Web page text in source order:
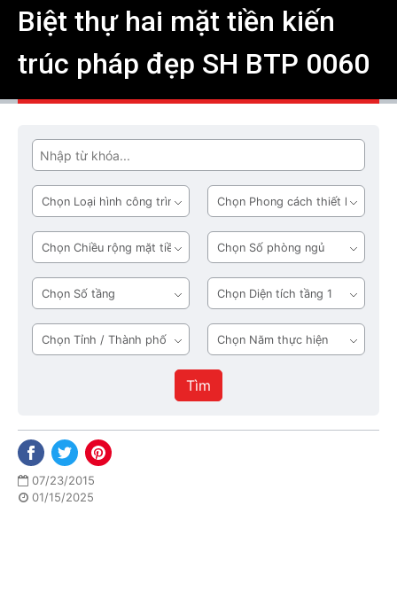
Biệt thự hai mặt tiền kiến
trúc pháp đẹp SH BTP 0060
Tìm
Loại
hình
công
trình
Phong
cách
thiết
kế
Chiều
rộng
mặt
tiền
Số
phòng
ngủ
Số
tầng
Diện
tích
tầng
1
Tỉnh
/
Năm
thực
hiện
Tìm
07/23/2015
01/15/2025